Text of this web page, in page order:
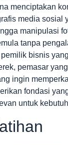
menciptakan
media sosial
manipulasi
tanpa
bisnis
pemasar
ingin
fondasi
untuk